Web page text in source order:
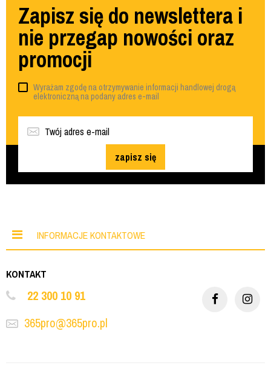
Zapisz się do newslettera i
nie przegap nowości oraz
promocji
Wyrażam zgodę na otrzymywanie informacji handlowej drogą
elektroniczną na podany adres e-mail
zapisz się
INFORMACJE KONTAKTOWE
KONTAKT
22 300 10 91
365pro@365pro.pl